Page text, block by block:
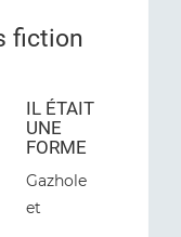
fiction
IL ÉTAIT
UNE
FORME
Gazhole
et